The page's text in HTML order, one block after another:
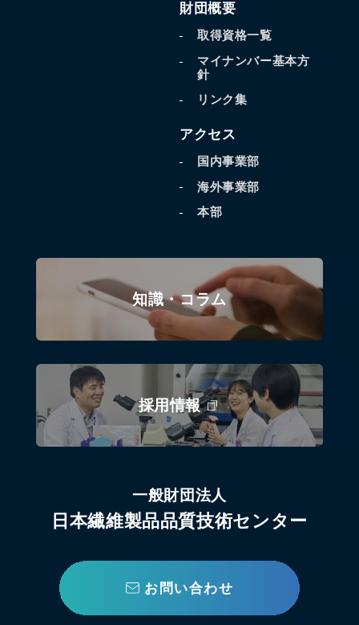
財団概要
取得資格一覧
マイナンバー基本方
針
リンク集
アクセス
国内事業部
海外事業部
本部
知識・コラム
採用情報
一般財団法人
日本繊維製品品質技術センター
お問い合わせ